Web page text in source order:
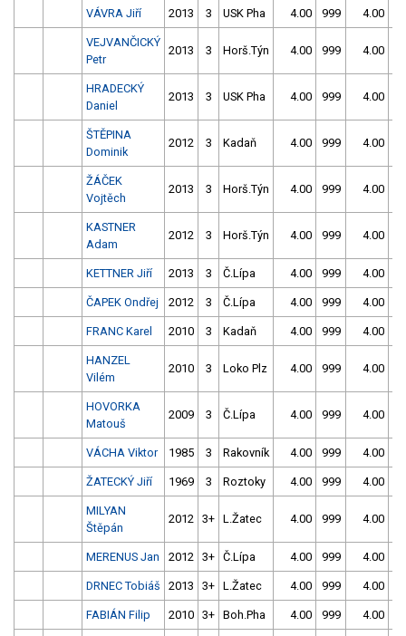
VÁVRA Jiří 2013 3 USK Pha 4.00 999 4.00
VEJVANČICKÝ
Petr
2013 3 Horš.Týn 4.00 999 4.00
HRADECKÝ
Daniel
2013 3 USK Pha 4.00 999 4.00
ŠTĚPINA
Dominik
2012 3 Kadaň 4.00 999 4.00
ŽÁČEK
Vojtěch
2013 3 Horš.Týn 4.00 999 4.00
KASTNER
Adam
2012 3 Horš.Týn 4.00 999 4.00
KETTNER Jiří 2013 3 Č.Lípa 4.00 999 4.00
ČAPEK Ondřej 2012 3 Č.Lípa 4.00 999 4.00
FRANC Karel 2010 3 Kadaň 4.00 999 4.00
HANZEL
Vilém
2010 3 Loko Plz 4.00 999 4.00
HOVORKA
Matouš
2009 3 Č.Lípa 4.00 999 4.00
VÁCHA Viktor 1985 3 Rakovník 4.00 999 4.00
ŽATECKÝ Jiří 1969 3 Roztoky 4.00 999 4.00
MILYAN
Štěpán
2012 3+ L.Žatec 4.00 999 4.00
MERENUS Jan 2012 3+ Č.Lípa 4.00 999 4.00
DRNEC Tobiáš 2013 3+ L.Žatec 4.00 999 4.00
FABIÁN Filip 2010 3+ Boh.Pha 4.00 999 4.00